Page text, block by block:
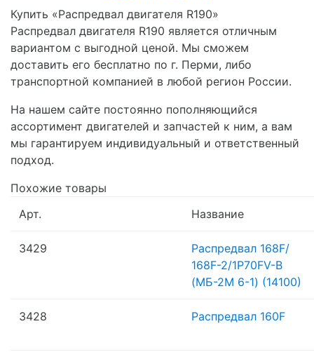
Купить «Распредвал двигателя R190»
Распредвал двигателя R190 является отличным
вариантом с выгодной ценой. Мы сможем
доставить его бесплатно по г. Перми, либо
транспортной компанией в любой регион России.
На нашем сайте постоянно пополняющийся
ассортимент двигателей и запчастей к ним, а вам
мы гарантируем индивидуальный и ответственный
подход.
Похожие товары
Арт.
Название
3429
Распредвал 168F/
168F-2/1P70FV-B
(МБ-2М 6-1) (14100)
3428 Распредвал 160F